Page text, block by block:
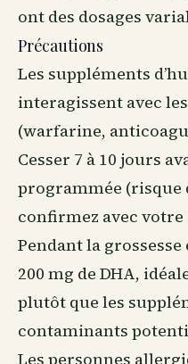
ont des dosages
Précautions
Les suppléments
interagissent avec
(warfarine,
Cesser 7 à 10 jours
programmée (risque
confirmez avec
Pendant la
200 mg de DHA,
plutôt que les
contaminants
Les personnes